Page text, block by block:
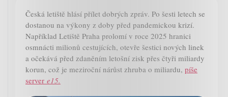
Česká letiště hlásí přílet dobrých zpráv. Po šesti letech se
dostanou na výkony z doby před pandemickou krizí.
Například Letiště Praha prolomí v roce 2025 hranici
osmnácti milionů cestujících, otevře šestici nových linek
a očekává před zdaněním letošní zisk přes čtyři miliardy
korun, což je meziroční nárůst zhruba o miliardu, píše
server e15.